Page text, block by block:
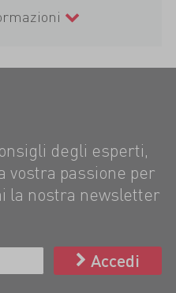
degli esperti,
vostra passione per
la nostra newsletter
Accedi